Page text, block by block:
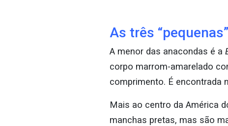
As três “pequenas”
A menor das anacondas é a
corpo marrom-amarelado
comprimento. É encontrada
Mais ao centro da América
manchas pretas, mas são